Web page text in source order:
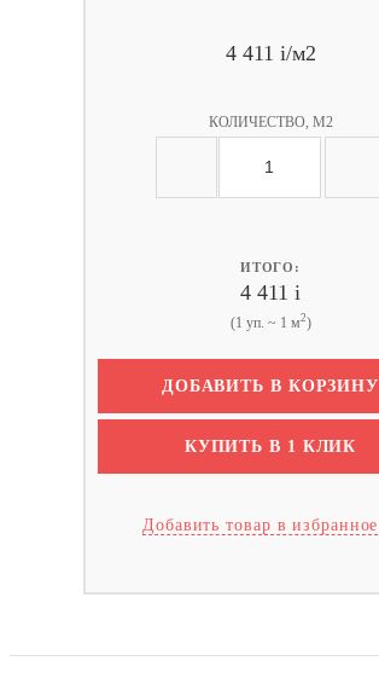
4 411 i/м2
КОЛИЧЕСТВО, М2
ИТОГО:
4 411 i
(1 уп. ~ 1 м2)
ДОБАВИТЬ В КОРЗИНУ
КУПИТЬ В 1 КЛИК
Добавить товар в избранное